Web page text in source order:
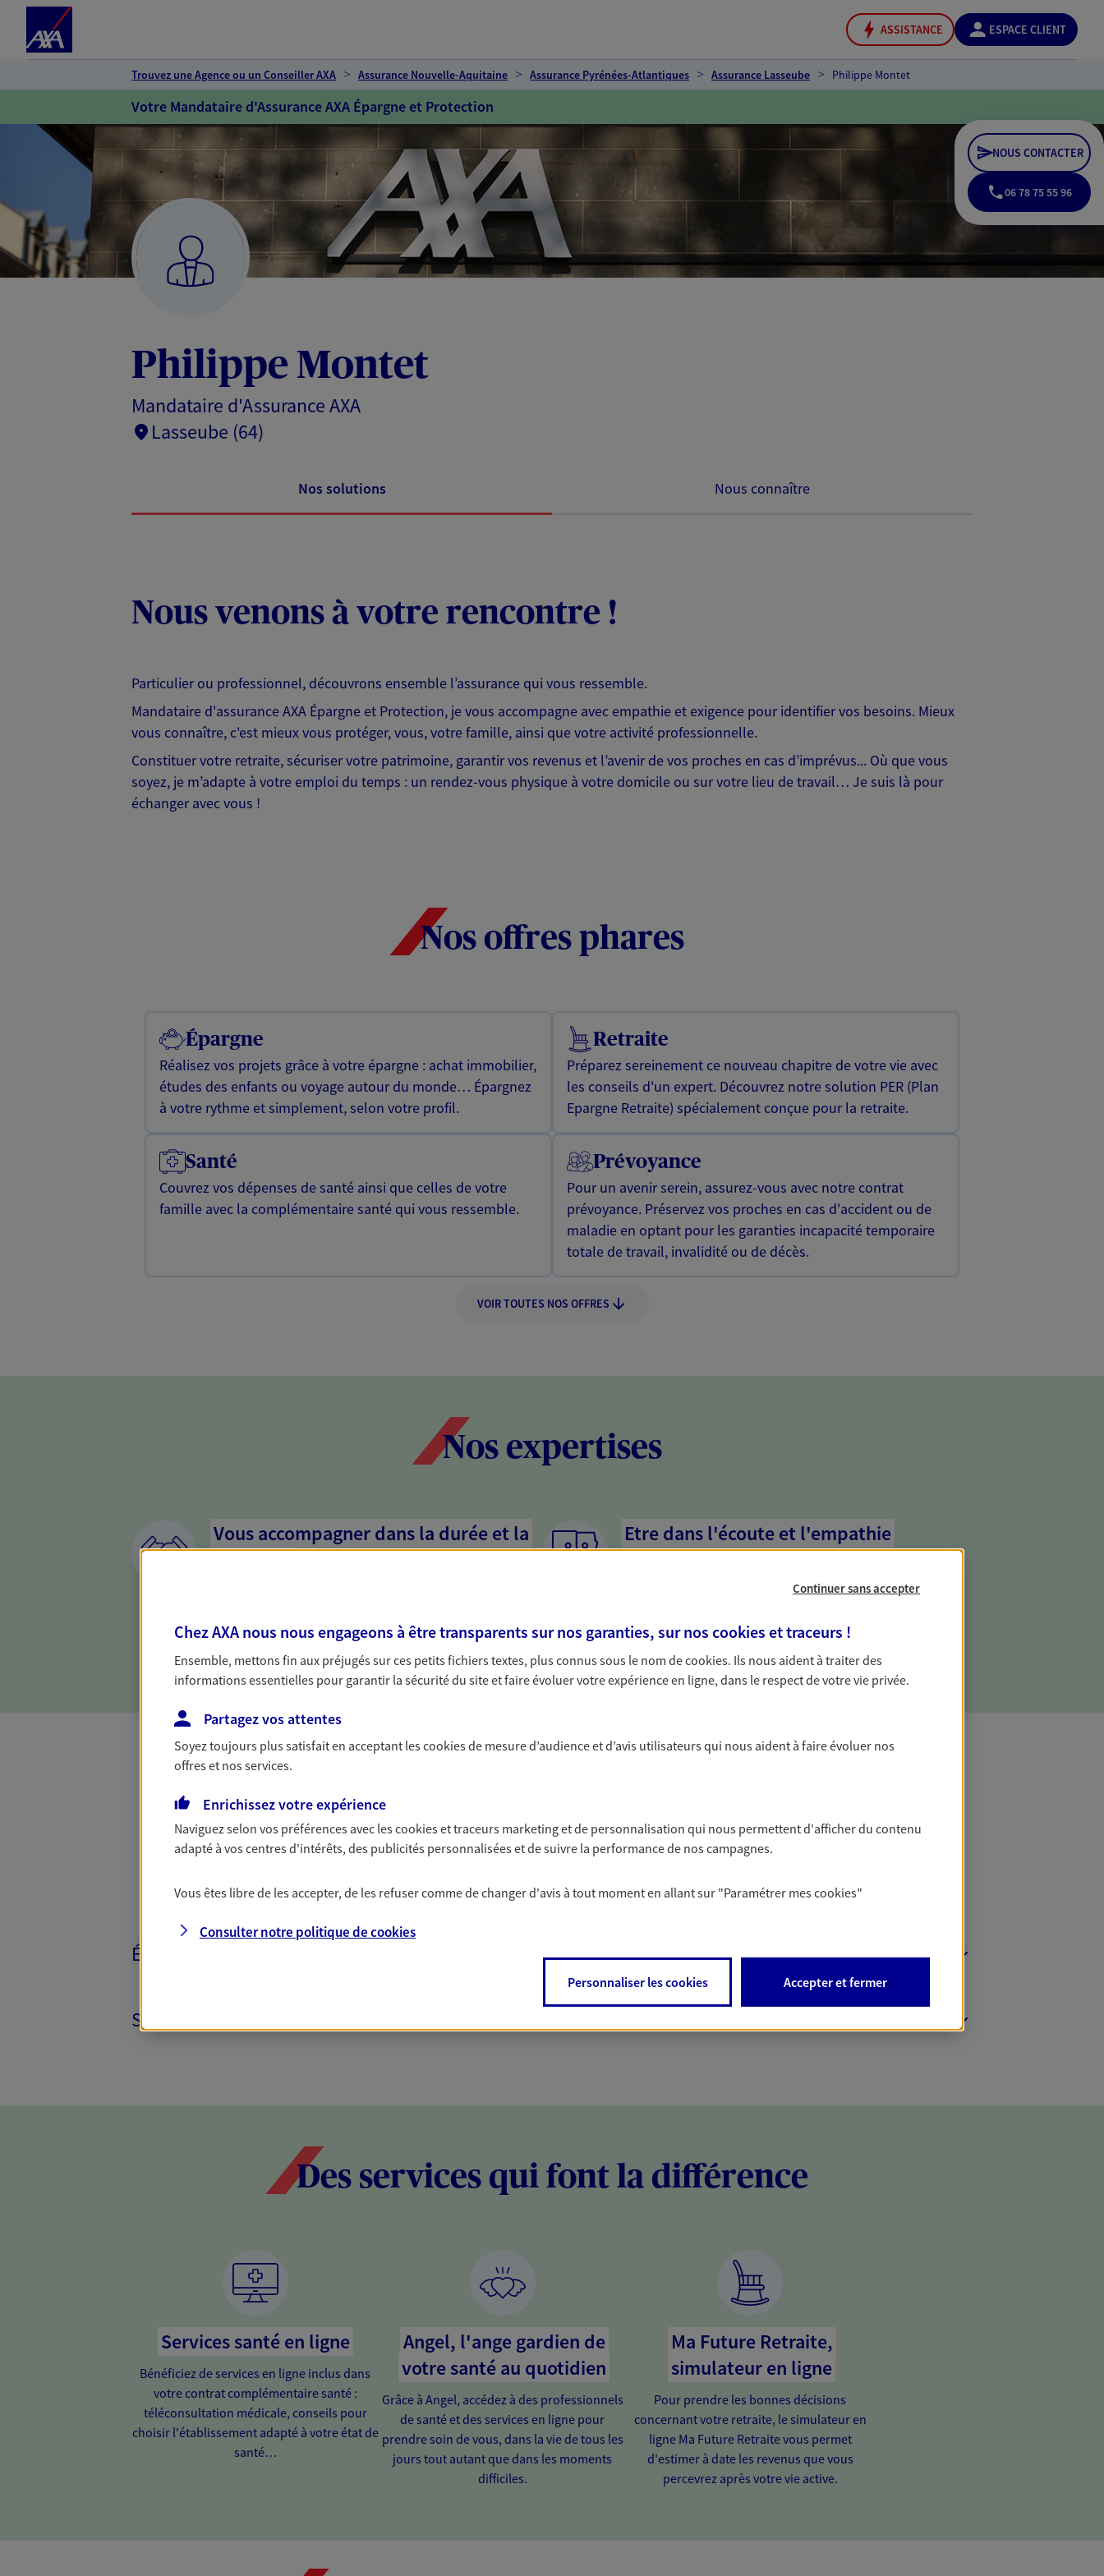
ASSISTANCE ESPACE CLIENT
Trouvez une Agence ou un Conseiller AXA Assurance Nouvelle-Aquitaine Assurance Pyrénées-Atlantiques Assurance Lasseube Philippe Montet
Votre Mandataire d'Assurance AXA Épargne et Protection
Philippe Montet
Mandataire d'Assurance AXA
Lasseube (64)
NOUS CONTACTER
06 78 75 55 96
Nos solutions Nous connaître
Nous venons à votre rencontre !
Particulier ou professionnel, découvrons ensemble l’assurance qui vous ressemble.
Mandataire d'assurance AXA Épargne et Protection, je vous accompagne avec empathie et exigence pour identifier vos besoins. Mieux
vous connaître, c'est mieux vous protéger, vous, votre famille, ainsi que votre activité professionnelle.
Constituer votre retraite, sécuriser votre patrimoine, garantir vos revenus et l’avenir de vos proches en cas d’imprévus... Où que vous
soyez, je m’adapte à votre emploi du temps : un rendez-vous physique à votre domicile ou sur votre lieu de travail… Je suis là pour
échanger avec vous !
Nos offres phares
Épargne
Réalisez vos projets grâce à votre épargne : achat immobilier,
études des enfants ou voyage autour du monde… Épargnez
à votre rythme et simplement, selon votre profil.
Retraite
Préparez sereinement ce nouveau chapitre de votre vie avec
les conseils d'un expert. Découvrez notre solution PER (Plan
Epargne Retraite) spécialement conçue pour la retraite.
Santé
Couvrez vos dépenses de santé ainsi que celles de votre
famille avec la complémentaire santé qui vous ressemble.
Prévoyance
Pour un avenir serein, assurez-vous avec notre contrat
prévoyance. Préservez vos proches en cas d'accident ou de
maladie en optant pour les garanties incapacité temporaire
totale de travail, invalidité ou de décès.
VOIR TOUTES NOS OFFRES
Nos expertises
Vous accompagner dans la durée et la
confiance
la confiance et la proximité. C'est en apprenant à vous
Etre dans l'écoute et l'empathie
mandataires mettent l'empathie au cœur de leurs échanges
en cas de difficultés.
ÉPARGNE ET RETRAITE
SANTÉ ET PRÉVOYANCE
Des services qui font la différence
Services santé en ligne
Bénéficiez de services en ligne inclus dans
votre contrat complémentaire santé :
téléconsultation médicale, conseils pour
choisir l'établissement adapté à votre état de
santé…
Angel, l'ange gardien de
votre santé au quotidien
Grâce à Angel, accédez à des professionnels
de santé et des services en ligne pour
prendre soin de vous, dans la vie de tous les
jours tout autant que dans les moments
difficiles.
Ma Future Retraite,
simulateur en ligne
Pour prendre les bonnes décisions
concernant votre retraite, le simulateur en
ligne Ma Future Retraite vous permet
d'estimer à date les revenus que vous
percevrez après votre vie active.
Continuer sans accepter
Chez AXA nous nous engageons à être transparents sur nos garanties, sur nos cookies et traceurs !
Ensemble, mettons fin aux préjugés sur ces petits fichiers textes, plus connus sous le nom decookies. Ils nous aident à traiter des
informations essentielles pour garantir la sécurité du site et faire évoluer votre expérience en ligne, dans le respect de votre vie privée.
Partagez vos attentes
Soyez toujours plus satisfait en acceptant lescookiesde mesure d’audience et d’avis utilisateurs qui nous aident à faire évoluer nos
offres et nos services.
Enrichissez votre expérience
Naviguez selon vos préférences avec lescookies et traceurs marketing et de personnalisation qui nous permettent d'afficher du contenu
adapté à vos centres d'intérêts, des publicités personnalisées et de suivre la performance de nos campagnes.
Vous êtes libre de les accepter, de les refuser comme de changer d'avis à tout moment en allant sur "Paramétrer mescookies"
Consulter notre politique decookies
Personnaliser les cookies Accepter et fermer